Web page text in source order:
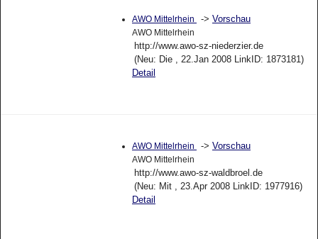
AWO Mittelrhein -> Vorschau
AWO Mittelrhein
http://www.awo-sz-niederzier.de
(Neu: Die , 22.Jan 2008 LinkID: 1873181)
Detail
AWO Mittelrhein -> Vorschau
AWO Mittelrhein
http://www.awo-sz-waldbroel.de
(Neu: Mit , 23.Apr 2008 LinkID: 1977916)
Detail